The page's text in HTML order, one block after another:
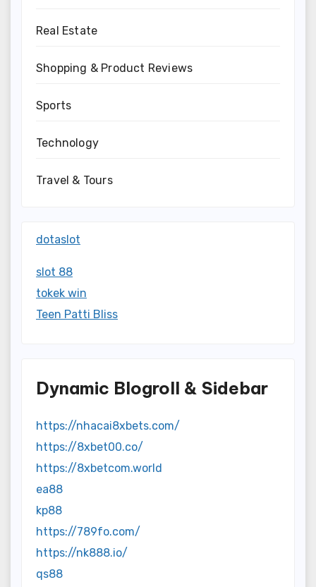
Real Estate
Shopping & Product Reviews
Sports
Technology
Travel & Tours
dotaslot
slot 88
tokek win
Teen Patti Bliss
Dynamic Blogroll & Sidebar
https://nhacai8xbets.com/
https://8xbet00.co/
https://8xbetcom.world
ea88
kp88
https://789fo.com/
https://nk888.io/
qs88